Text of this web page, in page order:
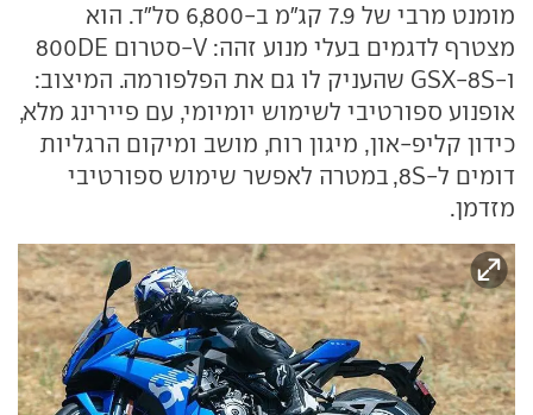
מומנט מרבי של 7.9 קג״מ ב-6,800 סל״ד. הוא
מצטרף לדגמים בעלי מנוע זהה: V-סטרום 800DE
ו-GSX-8S שהעניק לו גם את הפלפורמה. המיצוב:
אופנוע ספורטיבי לשימוש יומיומי, עם פיירינג מלא,
כידון קליפ-און, מיגון רוח, מושב ומיקום הרגליות
דומים ל-8S, במטרה לאפשר שימוש ספורטיבי
מזדמן.